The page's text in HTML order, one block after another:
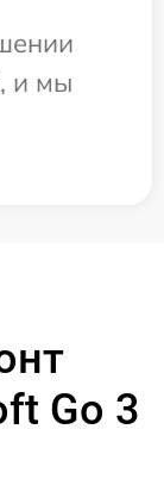
и мы
Go 3